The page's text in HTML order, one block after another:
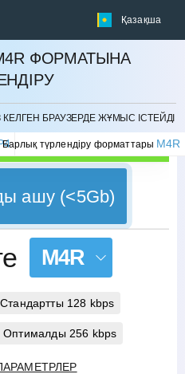
Қазақша
ФОРМАТЫНА
КЕЛГЕН БРАУЗЕРДЕ ЖҰМЫС ІСТЕЙДІ
Барлық түрлендіру форматтары M4R
ашу (<5Gb)
M4R
Стандартты 128 kbps
Оптималды 256 kbps